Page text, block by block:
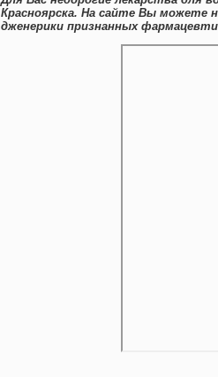
Красноярска. На сайте Вы можете
дженерики признанных